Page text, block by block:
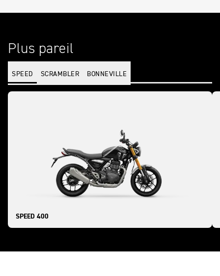
Plus pareil
SPEED SCRAMBLER BONNEVILLE
SPEED 400